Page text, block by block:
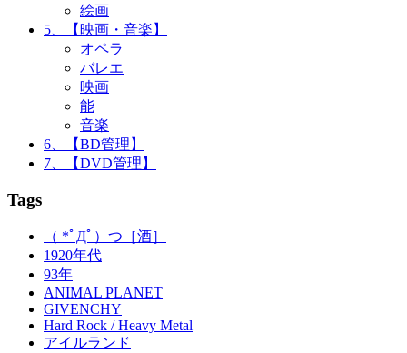
絵画
5、【映画・音楽】
オペラ
バレエ
映画
能
音楽
6、【BD管理】
7、【DVD管理】
Tags
（ *ﾟДﾟ）つ［酒］
1920年代
93年
ANIMAL PLANET
GIVENCHY
Hard Rock / Heavy Metal
アイルランド